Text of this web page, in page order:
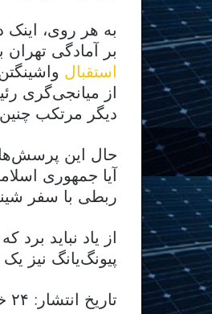
به هر روی،
بر آمادگی تهران
استقبال
از میانجی‌گری
دیگر مرتکب
حال این
آیا جمهوری
ربطی با سفر
از یاد نباید
پیونگ‌یانگ نیز
تاریخ انتشار: ۲۴ خرداد ۹۸ / رادیو فردا